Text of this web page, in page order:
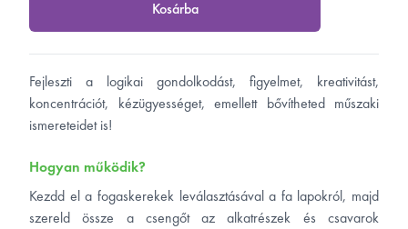
Kosárba
Fejleszti a logikai gondolkodást, figyelmet, kreativitást,
koncentrációt, kézügyességet, emellett bővítheted műszaki
ismereteidet is!
Hogyan működik?
Kezdd el a fogaskerekek leválasztásával a fa lapokról, majd
szereld össze a csengőt az alkatrészek és csavarok